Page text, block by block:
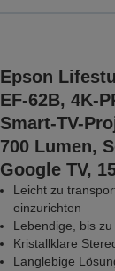
Epson
EF-62B, 4K-
Smart-TV-
700 Lumen,
Google TV,
Leicht zu
einzurichten
Lebendige, bis
Kristallklare
Langlebige